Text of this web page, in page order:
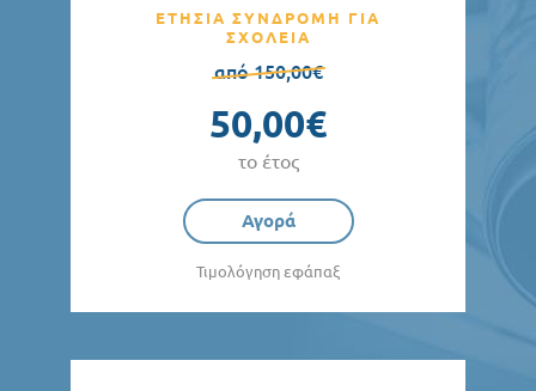
ΕΤΗΣΙΑ ΣΥΝΔΡΟΜΗ ΓΙΑ
ΣΧΟΛΕΙΑ
από 150,00€
50,00€
το έτος
Αγορά
Τιμολόγηση εφάπαξ